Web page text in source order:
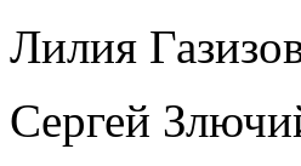
Лилия
Сергей